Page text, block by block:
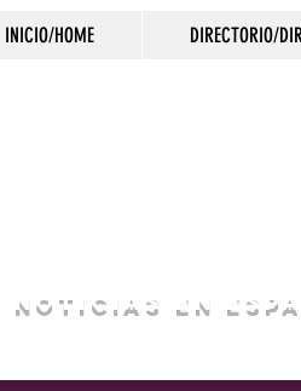
INICIO/HOME DIRECTORIO/
NOTICIAS EN